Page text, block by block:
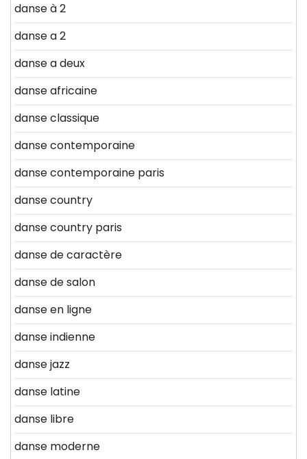
danse à 2
danse a 2
danse a deux
danse africaine
danse classique
danse contemporaine
danse contemporaine paris
danse country
danse country paris
danse de caractère
danse de salon
danse en ligne
danse indienne
danse jazz
danse latine
danse libre
danse moderne